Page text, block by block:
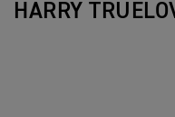
HARRY